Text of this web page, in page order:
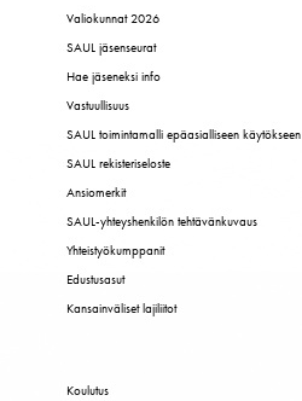
Valiokunnat 2026
SAUL jäsenseurat
Hae jäseneksi info
Vastuullisuus
SAUL toimintamalli epäasialliseen käytökseen
SAUL rekisteriseloste
Ansiomerkit
SAUL-yhteyshenkilön tehtävänkuvaus
Yhteistyökumppanit
Edustusasut
Kansainväliset lajiliitot
Koulutus